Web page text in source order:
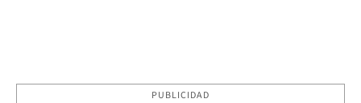
PUBLICIDAD